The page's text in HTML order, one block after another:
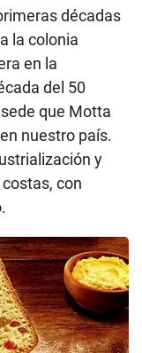
décadas
la colonia
en la
del 50
que Motta
nuestro país.
y
con